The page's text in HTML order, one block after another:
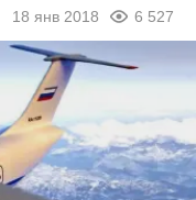
18 янв 2018 6 527